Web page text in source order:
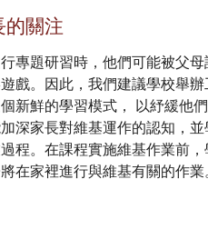
關注
專題研習時，他們可能被父
戲。因此，我們建議學校舉辦
新鮮的學習模式， 以紓緩他
深家長對維基運作的認知，
程。在課程實施維基作業前
在家裡進行與維基有關的作業